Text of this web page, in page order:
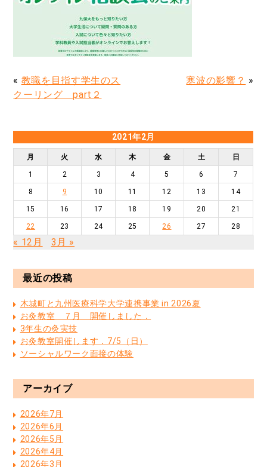
« 教職を目指す学生のス
クーリング part２
寒波の影響？ »
2021年2月
月 火 水 木 金 土 日
1 2 3 4 5 6 7
8 9 10 11 12 13 14
15 16 17 18 19 20 21
22 23 24 25 26 27 28
« 12月 3月 »
最近の投稿
木城町と九州医療科学大学連携事業 in 2026夏
お灸教室 ７月 開催しました．
3年生の灸実技
お灸教室開催します．7/5（日）
ソーシャルワーク面接の体験
アーカイブ
2026年7月
2026年6月
2026年5月
2026年4月
2026年3月